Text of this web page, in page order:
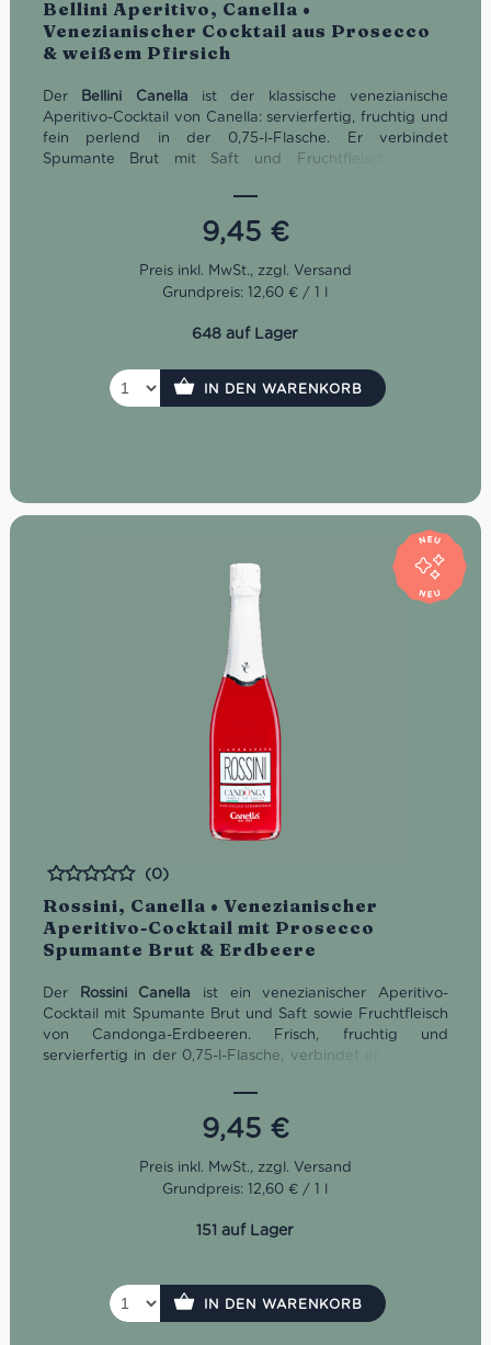
Bellini Aperitivo, Canella •
Venezianischer Cocktail aus Prosecco
& weißem Pfirsich
Der Bellini Canella ist der klassische venezianische
Aperitivo-Cocktail von Canella: servierfertig, fruchtig und
fein perlend in der 0,75-l-Flasche. Er verbindet
Spumante Brut mit Saft und Fruchtfleisch weißer
charakteristische zart rosafarbene Farbe verleihen. Gut
gekühlt serviert, eignet sich dieser italienische Aperitif
ideal für Aperitivo, Brunch, Antipasti, sommerliche
Anlässe und alle Momente, in denen ein unkomplizierter
Cocktail mit venezianischem Charakter gefragt ist.
Wichtig: Bellini Canella ist nicht alkoholfrei, sondern
enthält laut Hersteller 5% Vol.
9,45 €
Grundpreis: 12,60 € / 1 l
648 auf Lager
IN DEN WARENKORB
Rossini, Canella • Venezianischer
Aperitivo-Cocktail mit Prosecco
Spumante Brut & Erdbeere
Bewertet
(0)
Der Rossini Canella ist ein venezianischer Aperitivo-
Cocktail mit Spumante Brut und Saft sowie Fruchtfleisch
von Candonga-Erdbeeren. Frisch, fruchtig und
servierfertig in der 0,75-l-Flasche, verbindet er die feine
intensiven Duft reifer Erdbeeren. Gut gekühlt bei 3–5 °C
serviert, eignet er sich ideal für Aperitivo, Brunch,
sommerliche Antipasti und gesellige Momente. Wichtig:
Dieser Rossini ist nicht alkoholfrei, sondern enthält laut
9,45 €
Grundpreis: 12,60 € / 1 l
151 auf Lager
IN DEN WARENKORB